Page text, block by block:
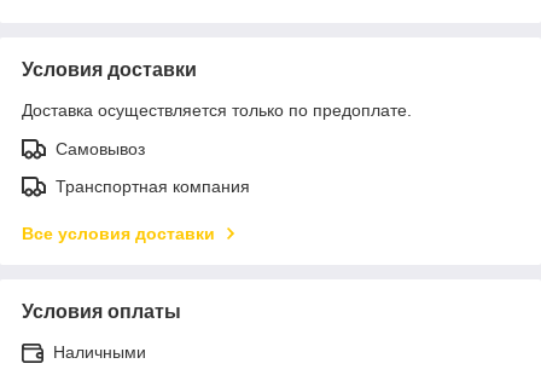
Условия доставки
Доставка осуществляется только по предоплате.
Самовывоз
Транспортная компания
Все условия доставки
Условия оплаты
Наличными